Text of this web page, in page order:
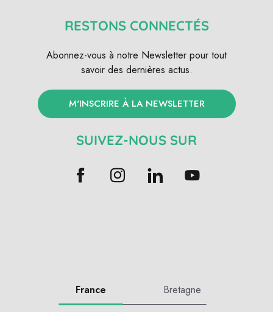
RESTONS CONNECTÉS
Abonnez-vous à notre Newsletter pour tout
savoir des dernières actus.
M'INSCRIRE À LA NEWSLETTER
SUIVEZ-NOUS SUR
France Bretagne